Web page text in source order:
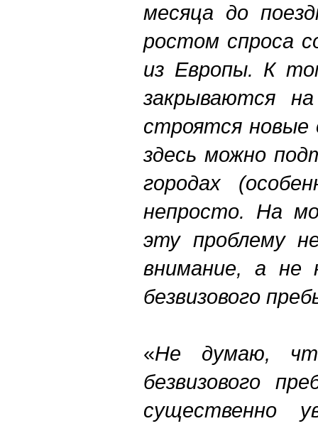
месяца до
ростом спроса
из Европы. К
закрываются
строятся новые
здесь можно
городах
непросто. На
эту проблему
внимание, а не
безвизового
«Не думаю,
безвизового
существенно